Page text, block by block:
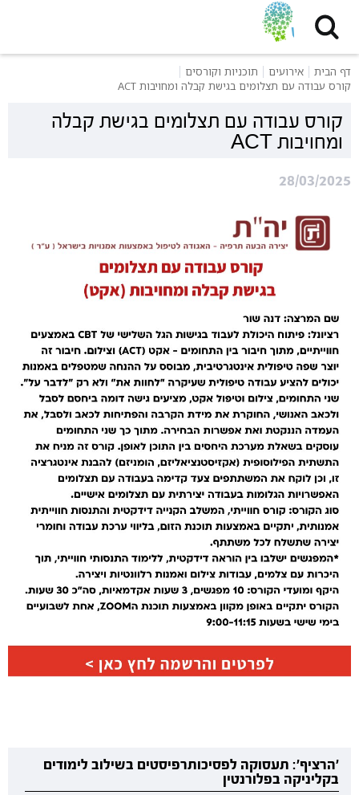
דף הבית אירועים
תוכניות וקורסים
קורס עבודה עם תצלומים בגישת קבלה ומחויבות ACT
קורס עבודה עם תצלומים בגישת קבלה
ומחויבות ACT
28/03/2025
'הרציף': תעסוקה לפסיכותרפיסטים בשילוב לימודים
בקליניקה בפלורנטין